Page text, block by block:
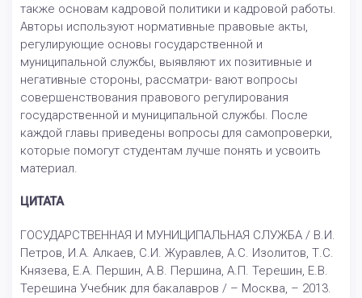
также основам кадровой политики и кадровой работы.
Авторы используют нормативные правовые акты,
регулирующие основы государственной и
муниципальной службы, выявляют их позитивные и
негативные стороны, рассматри- вают вопросы
совершенствования правового регулирования
государственной и муниципальной службы. После
каждой главы приведены вопросы для самопроверки,
которые помогут студентам лучше понять и усвоить
материал.
ЦИТАТА
ГОСУДАРСТВЕННАЯ И МУНИЦИПАЛЬНАЯ СЛУЖБА / В.И.
Петров, И.А. Алкаев, С.И. Журавлев, А.С. Изолитов, Т.С.
Князева, Е.А. Першин, А.В. Першина, А.П. Терешин, Е.В.
Терешина Учебник для бакалавров / – Москва, – 2013.